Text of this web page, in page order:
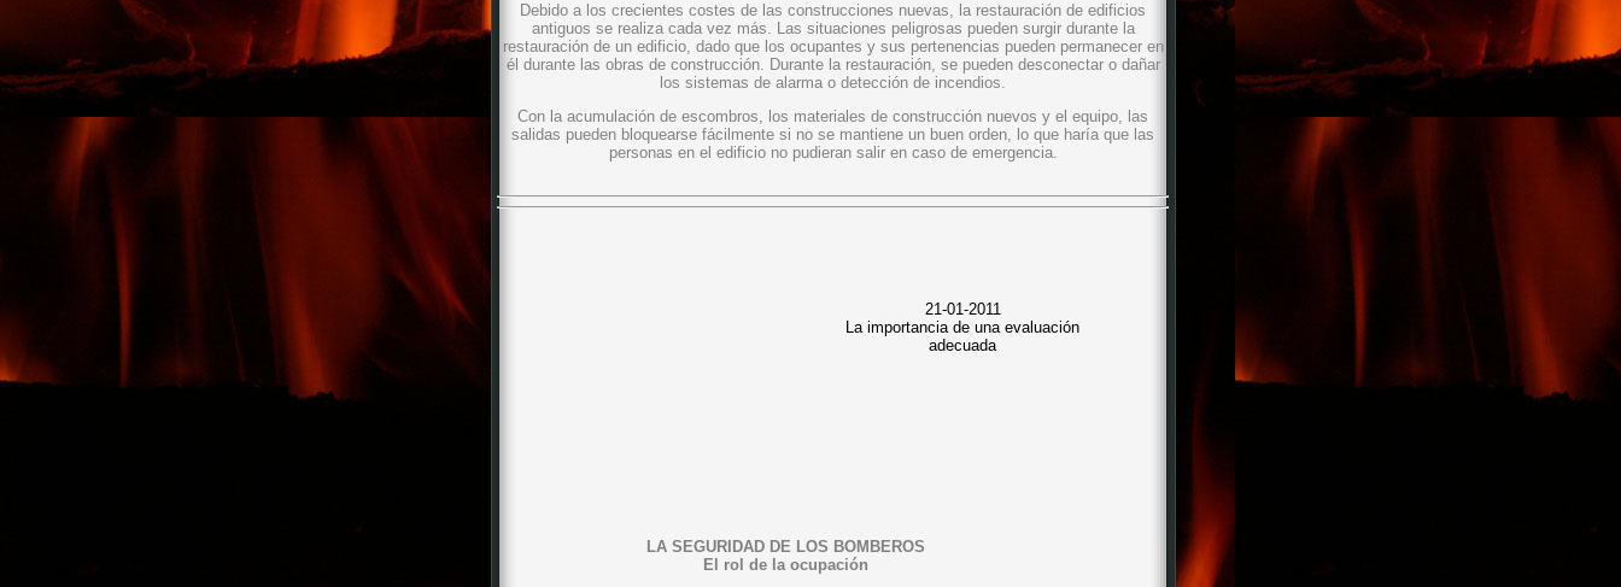
Debido a los crecientes costes de las construcciones nuevas, la restauración de edificios
antiguos se realiza cada vez más. Las situaciones peligrosas pueden surgir durante la
restauración de un edificio, dado que los ocupantes y sus pertenencias pueden permanecer en
él durante las obras de construcción. Durante la restauración, se pueden desconectar o dañar
los sistemas de alarma o detección de incendios.
Con la acumulación de escombros, los materiales de construcción nuevos y el equipo, las
salidas pueden bloquearse fácilmente si no se mantiene un buen orden, lo que haría que las
personas en el edificio no pudieran salir en caso de emergencia.
21-01-2011
La importancia de una evaluación
adecuada
LA SEGURIDAD DE LOS BOMBEROS
El rol de la ocupación